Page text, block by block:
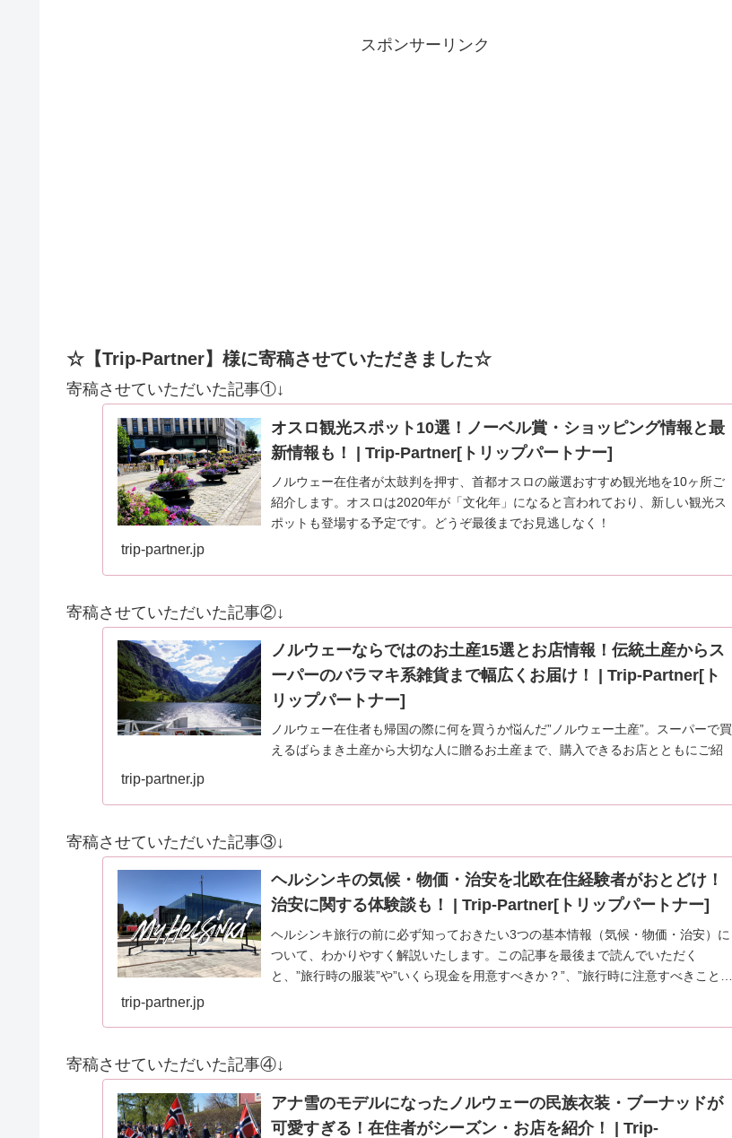
スポンサーリンク
☆【Trip-Partner】様に寄稿させていただきました☆
寄稿させていただいた記事①↓
オスロ観光スポット10選！ノーベル賞・ショッピング情報と最
新情報も！ | Trip-Partner[トリップパートナー]
ノルウェー在住者が太鼓判を押す、首都オスロの厳選おすすめ観光地を10ヶ所ご
紹介します。オスロは2020年が「文化年」になると言われており、新しい観光ス
ポットも登場する予定です。どうぞ最後までお見逃しなく！
trip-partner.jp
寄稿させていただいた記事②↓
ノルウェーならではのお土産15選とお店情報！伝統土産からス
ーパーのバラマキ系雑貨まで幅広くお届け！ | Trip-Partner[ト
リップパートナー]
ノルウェー在住者も帰国の際に何を買うか悩んだ”ノルウェー土産”。スーパーで買
えるばらまき土産から大切な人に贈るお土産まで、購入できるお店とともにご紹
trip-partner.jp
寄稿させていただいた記事③↓
ヘルシンキの気候・物価・治安を北欧在住経験者がおとどけ！
治安に関する体験談も！ | Trip-Partner[トリップパートナー]
ヘルシンキ旅行の前に必ず知っておきたい3つの基本情報（気候・物価・治安）に
ついて、わかりやすく解説いたします。この記事を最後まで読んでいただく
と、”旅行時の服装”や”いくら現金を用意すべきか？”、”旅行時に注意すべきことは
trip-partner.jp
寄稿させていただいた記事④↓
アナ雪のモデルになったノルウェーの民族衣装・ブーナッドが
可愛すぎる！在住者がシーズン・お店を紹介！ | Trip-